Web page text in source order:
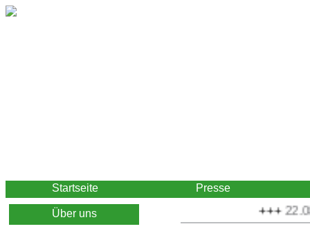
Startseite Presse
Über uns +++